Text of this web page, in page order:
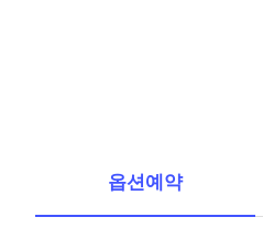
옵션예약